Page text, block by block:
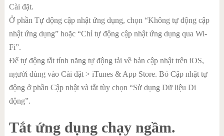
Cài đặt.
Ở phần Tự động cập nhật ứng dụng, chọn “Không tự động cập
nhật ứng dụng” hoặc “Chỉ tự động cập nhật ứng dụng qua Wi-
Fi”.
Để tự động tắt tính năng tự động tải về bản cập nhật trên iOS,
người dùng vào Cài đặt > iTunes & App Store. Bỏ Cập nhật tự
động ở phần Cập nhật và tắt tùy chọn “Sử dụng Dữ liệu Di
động”.
Tắt ứng dụng chạy ngầm.